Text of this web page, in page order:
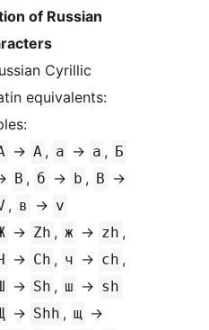
of Russian
Cyrillic
equivalents:
→ A , а → a , Б
B , б → b , В →
, в → v
→ Zh , ж → zh ,
→ Ch , ч → ch ,
→ Sh , ш → sh
→ Shh , щ →